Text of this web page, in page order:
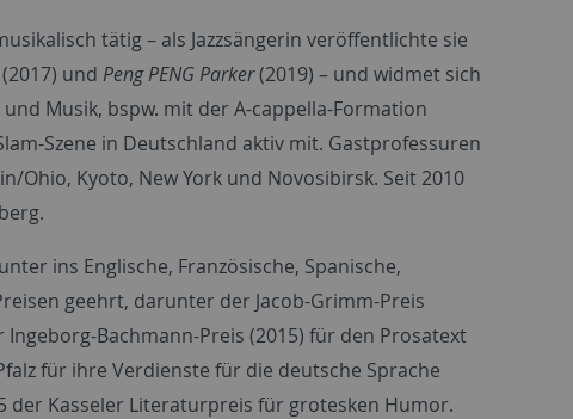
tätig – als Jazzsängerin veröffentlichte sie
(2017) und Peng PENG Parker(2019) – und widmet sich
Musik, bspw. mit der A-cappella-Formation
Szene in Deutschland aktiv mit. Gastprofessuren
Ohio, Kyoto, New York und Novosibirsk. Seit 2010
ins Englische, Französische, Spanische,
geehrt, darunter der Jacob-Grimm-Preis
Ingeborg-Bachmann-Preis (2015) für den Prosatext
für ihre Verdienste für die deutsche Sprache
der Kasseler Literaturpreis für grotesken Humor.